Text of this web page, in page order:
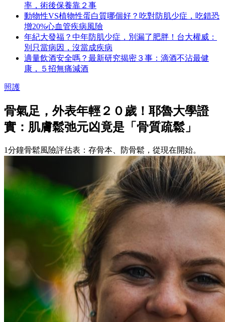
率，術後保養靠２事
動物性VS植物性蛋白質哪個好？吃對防肌少症，吃錯恐
增20%心血管疾病風險
年紀大發福？中年防肌少症，別漏了肥胖！台大權威：
別只當病因，沒當成疾病
適量飲酒安全嗎？最新研究揭密３事：滴酒不沾最健
康，５招無痛減酒
照護
骨氣足，外表年輕２０歲！耶魯大學證
實：肌膚鬆弛元凶竟是「骨質疏鬆」
1分鐘骨鬆風險評估表：存骨本、防骨鬆，從現在開始。